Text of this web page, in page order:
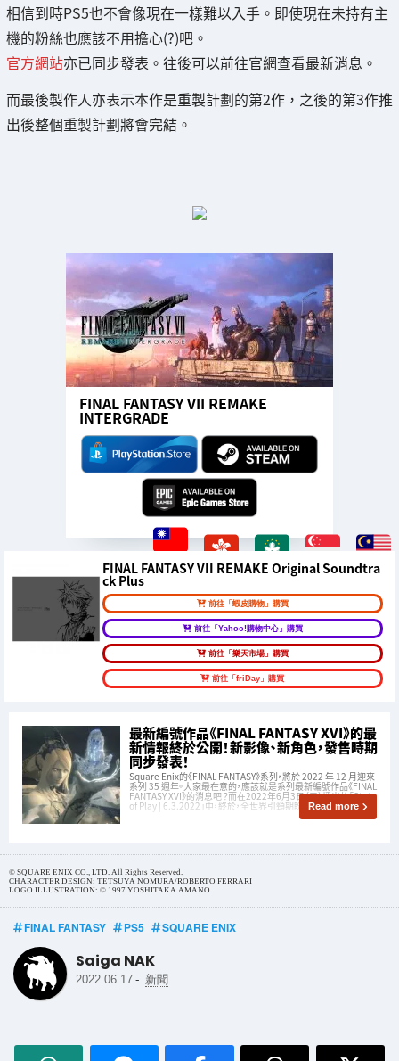
相信到時PS5也不會像現在一樣難以入手。即使現在未持有主
機的粉絲也應該不用擔心(?)吧。
官方網站亦已同步發表。往後可以前往官網查看最新消息。
而最後製作人亦表示本作是重製計劃的第2作，之後的第3作推
出後整個重製計劃將會完結。
FINAL FANTASY VII REMAKE
INTERGRADE
FINAL FANTASY VII REMAKE Original Soundtra
ck Plus
前往「蝦皮購物」購買
前往「Yahoo!購物中心」購買
前往「樂天市場」購買
前往「friDay」購買
最新編號作品《FINAL FANTASY XVI》的最
新情報終於公開！新影像、新角色，發售時期
同步發表！
Square Enix的《FINAL FANTASY》系列，將於 2022 年 12 月迎來
系列 35 週年。大家最在意的，應該就是系列最新編號作品《FINAL
FANTASY XVI》的消息吧？而在2022年6月3日（五）播出的「State
of Play | 6.3.2022」中，終於，全世界引頸期盼的最新影像解禁
Read more
© SQUARE ENIX CO., LTD. All Rights Reserved.
CHARACTER DESIGN: TETSUYA NOMURA/ROBERTO FERRARI
LOGO ILLUSTRATION: © 1997 YOSHITAKA AMANO
FINAL FANTASY PS5 SQUARE ENIX
Saiga NAK
2022.06.17 - 新聞